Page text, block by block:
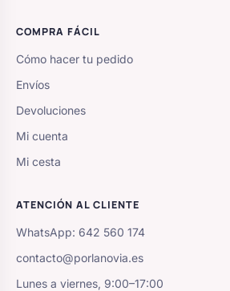
COMPRA FÁCIL
Cómo hacer tu pedido
Envíos
Devoluciones
Mi cuenta
Mi cesta
ATENCIÓN AL CLIENTE
WhatsApp: 642 560 174
contacto@porlanovia.es
Lunes a viernes, 9:00–17:00